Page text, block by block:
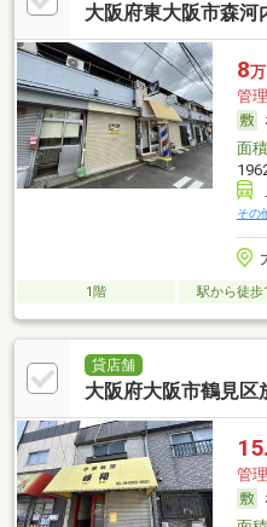
大阪府東大阪市森河
8
管
面積
その
1階 駅から徒歩
貸店舗
大阪府大阪市鶴見区
管